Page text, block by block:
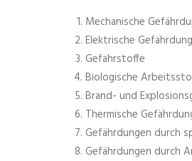
Mechanische
Elektrische
Gefahrstoffe
Biologische
Brand- und
Thermische
Gefährdungen durch
Gefährdungen durch